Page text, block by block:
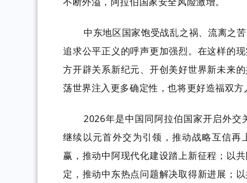
中东地区国家饱受战乱之祸、流离之
追求公平正义的呼声更加强烈。在这样的
方开辟关系新纪元、开创美好世界新未来
荡世界注入更多确定性，也将更好造福双方
2026年是中国同阿拉伯国家开启外
继续以元首外交为引领，推动战略互信再
赢，推动中阿现代化建设踏上新征程；以
定，推动中东热点问题解决取得新进展；